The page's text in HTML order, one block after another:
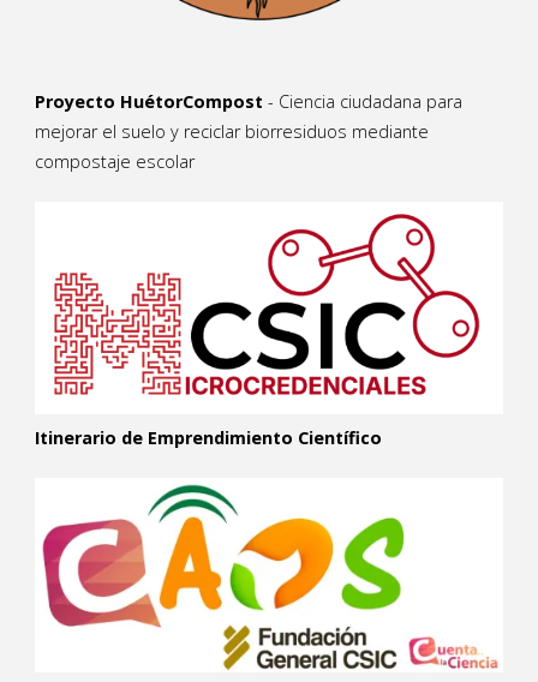
Proyecto HuétorCompost - Ciencia ciudadana para
mejorar el suelo y reciclar biorresiduos mediante
compostaje escolar
Itinerario de Emprendimiento Científico